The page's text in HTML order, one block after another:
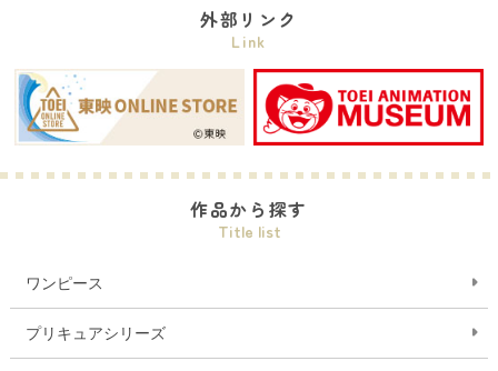
外部リンク
Link
作品から探す
Title list
ワンピース
プリキュアシリーズ